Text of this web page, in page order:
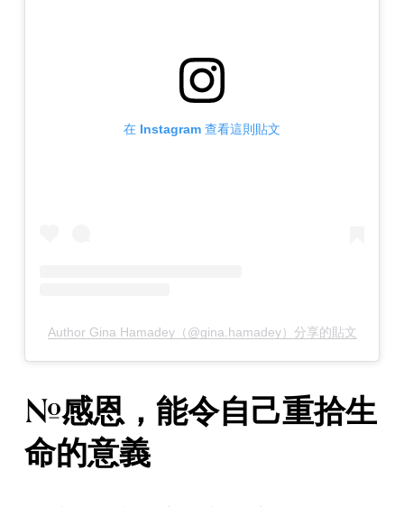
在 Instagram 查看這則貼文
Author Gina Hamadey（@gina.hamadey）分享的貼文
#感恩，能令自己重拾生
命的意義